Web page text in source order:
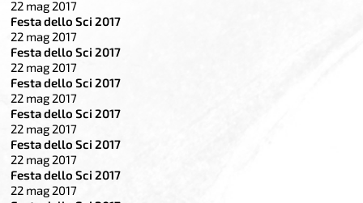
22 mag 2017
Festa dello Sci 2017
22 mag 2017
Festa dello Sci 2017
22 mag 2017
Festa dello Sci 2017
22 mag 2017
Festa dello Sci 2017
22 mag 2017
Festa dello Sci 2017
22 mag 2017
Festa dello Sci 2017
22 mag 2017